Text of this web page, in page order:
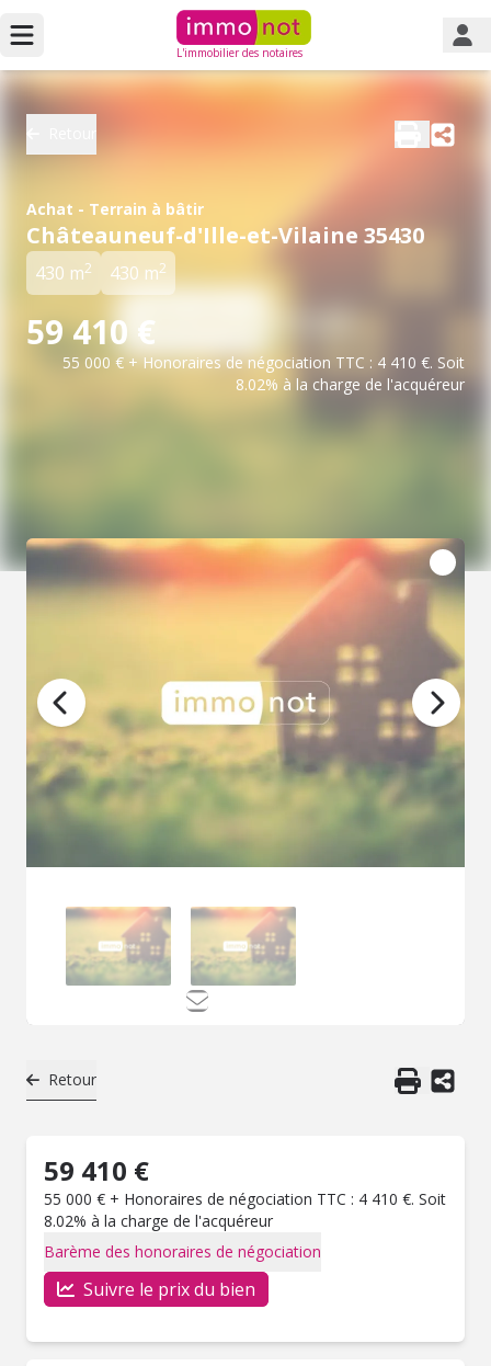
L'immobilier des notaires
Achat - Terrain à bâtir
Châteauneuf-d'Ille-et-Vilaine 35430
430 m2 430 m2
59 410 €
55 000 € + Honoraires de négociation TTC : 4 410 €. Soit
8.02% à la charge de l'acquéreur
Retour
59 410 €
55 000 € + Honoraires de négociation TTC : 4 410 €. Soit
8.02% à la charge de l'acquéreur
Barème des honoraires de négociation
Suivre le prix du bien